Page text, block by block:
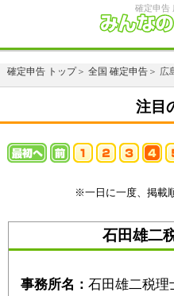
確定申告
確定申告 トップ＞ 全国 確定申告＞ 広
注目
※一日に一度、掲載
石田雄二
事務所名： 石田雄二税理